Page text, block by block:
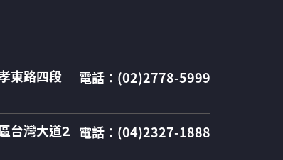
東路四段
電話：(02)2778-5999
台灣大道2
電話：(04)2327-1888